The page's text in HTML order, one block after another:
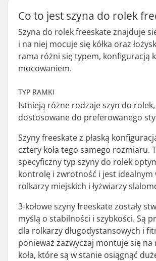
Co to jest szyna do rolek
Szyna do rolek freeskate znajduje
i na niej mocuje się kółka oraz
rama różni się typem, konfiguracją
mocowaniem.
TYP RAMKI
Istnieją różne rodzaje szyn do rolek,
dostosowane do preferowanego
Szyny freeskate z płaską
cztery koła tego samego rozmiaru.
specyficzny typ szyny do rolek
kontrolę i zwrotność i jest idealnym
rolkarzy miejskich i łyżwiarzy
3-kołowe szyny freeskate zostały
myślą o stabilności i szybkości. Są
dla rolkarzy długodystansowych i
ponieważ zazwyczaj montuje się na
koła, które są w stanie osiągnąć